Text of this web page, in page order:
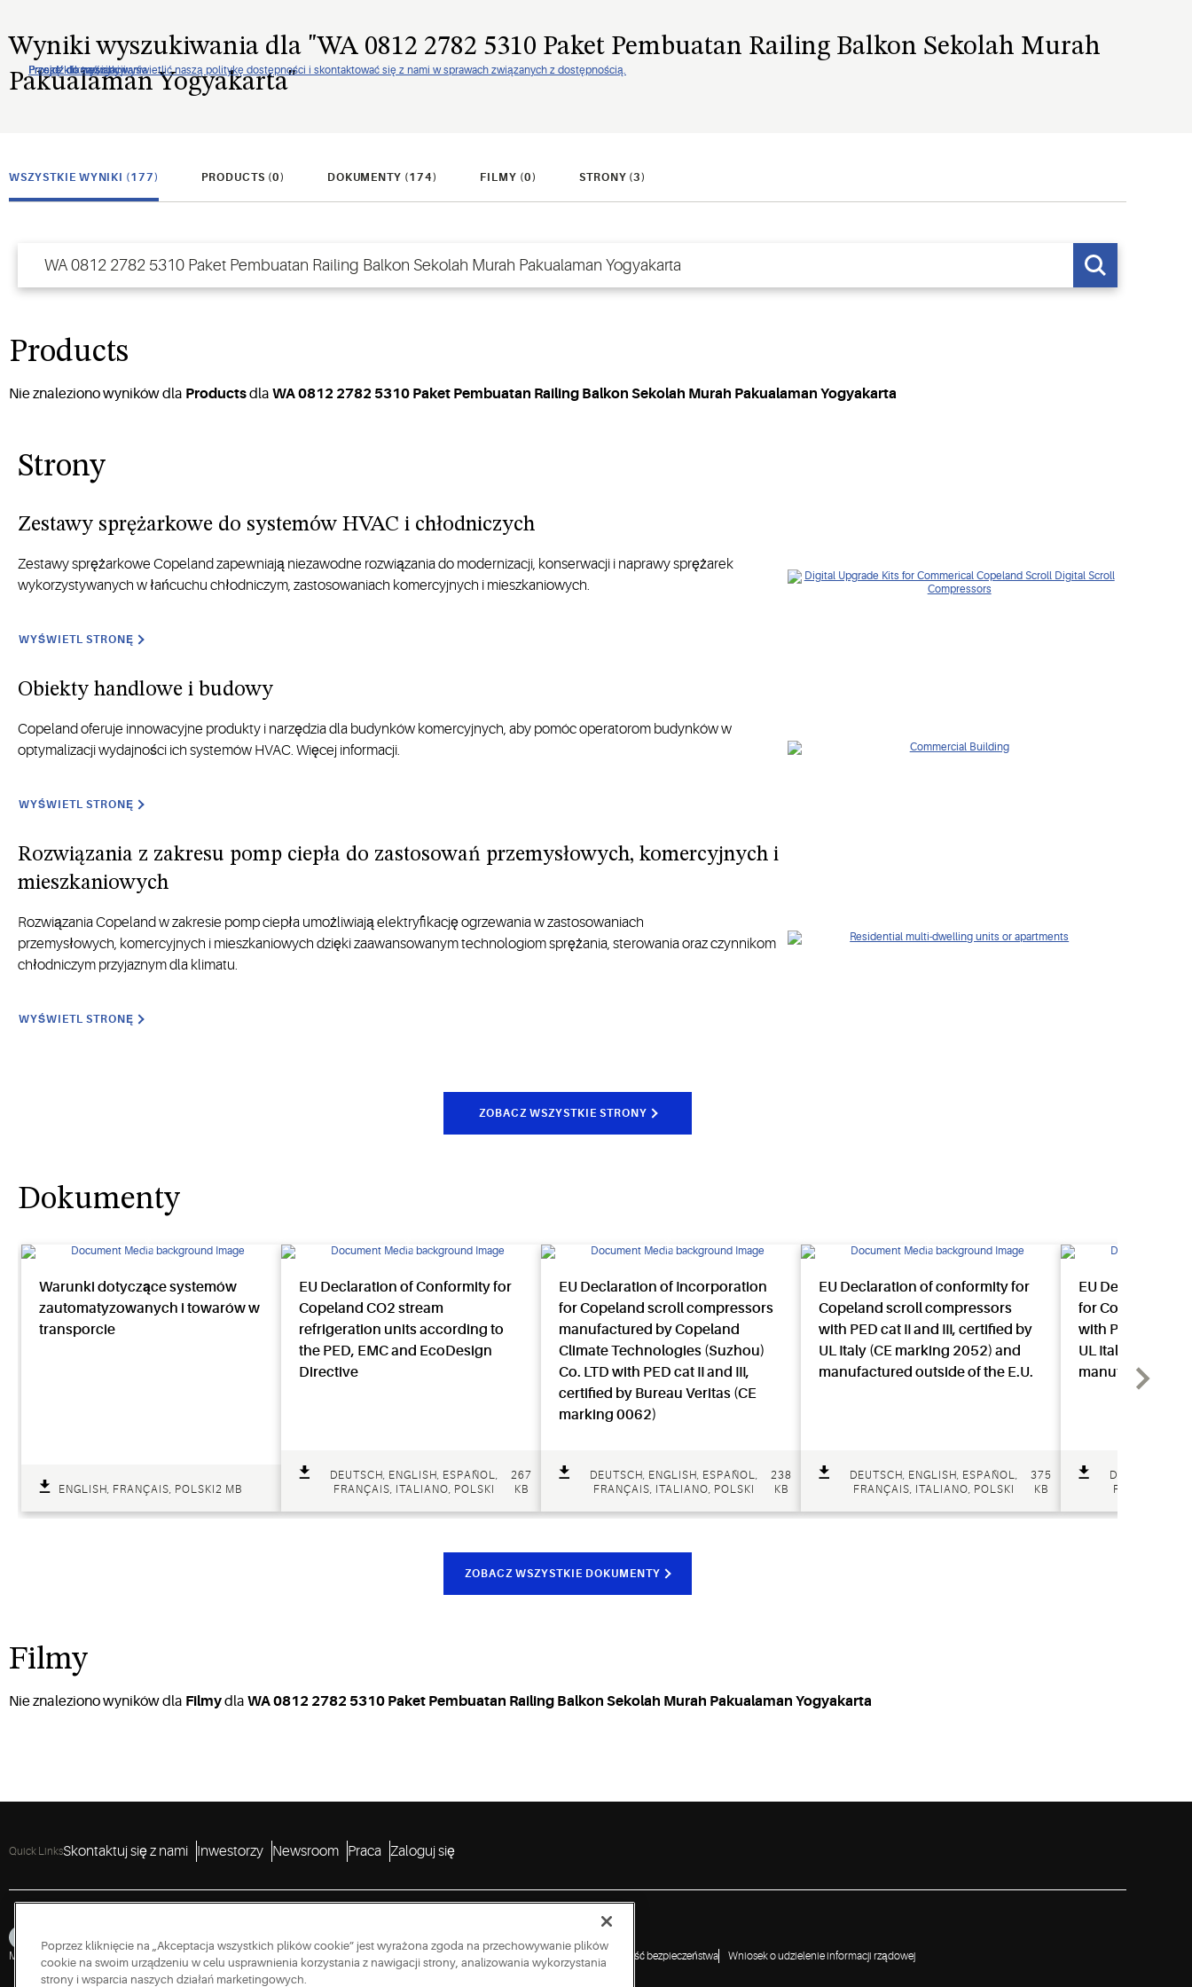
Proszę kliknąć, aby wyświetlić naszą politykę dostępności i skontaktować się z nami w sprawach związanych z dostępnością.
Przejdź do nawigacji
Przejdź do treści
Przejdź do wyszukiwania
Wyniki wyszukiwania dla "WA 0812 2782 5310 Paket Pembuatan Railing Balkon Sekolah Murah
Pakualaman Yogyakarta"
WSZYSTKIE WYNIKI (177) PRODUCTS (0) DOKUMENTY (174) FILMY (0) STRONY (3)
Products
Nie znaleziono wyników dla Productsdla WA 0812 2782 5310 Paket Pembuatan Railing Balkon Sekolah Murah Pakualaman Yogyakarta
Strony
Zestawy sprężarkowe do systemów HVAC i chłodniczych
Zestawy sprężarkowe Copeland zapewniają niezawodne rozwiązania do modernizacji, konserwacji i naprawy sprężarek
wykorzystywanych włańcuchu chłodniczym, zastosowaniach komercyjnych i mieszkaniowych.
WYŚWIETL STRONĘ
Obiekty handlowe i budowy
Copeland oferuje innowacyjne produkty i narzędzia dla budynków komercyjnych, aby pomóc operatorom budynków w
optymalizacji wydajności ich systemów HVAC. Więcej informacji.
WYŚWIETL STRONĘ
Rozwiązania z zakresu pomp ciepła do zastosowań przemysłowych, komercyjnych i
mieszkaniowych
Rozwiązania Copeland w zakresie pomp ciepła umożliwiają elektryfikację ogrzewania w zastosowaniach
przemysłowych, komercyjnych i mieszkaniowych dzięki zaawansowanym technologiom sprężania, sterowaniaoraz czynnikom
chłodniczym przyjaznym dla klimatu.
WYŚWIETL STRONĘ
ZOBACZ WSZYSTKIE STRONY
Dokumenty
Warunki dotyczące systemów
zautomatyzowanych i towarów w
transporcie
ENGLISH, FRANÇAIS, POLSKI 2 MB
EU Declaration of Conformity for
Copeland CO2 stream
refrigeration units according to
the PED, EMC and EcoDesign
Directive
DEUTSCH, ENGLISH, ESPAÑOL,
FRANÇAIS, ITALIANO, POLSKI
267
KB
EU Declaration of Incorporation
for Copeland scroll compressors
manufactured by Copeland
Climate Technologies (Suzhou)
Co. LTD with PED cat II and III,
certified by Bureau Veritas (CE
marking 0062)
DEUTSCH, ENGLISH, ESPAÑOL,
FRANÇAIS, ITALIANO, POLSKI
238
KB
EU Declaration of conformity for
Copeland scroll compressors
with PED cat II and III, certified by
UL Italy (CE marking 2052) and
manufactured outside of the E.U.
DEUTSCH, ENGLISH, ESPAÑOL,
FRANÇAIS, ITALIANO, POLSKI
375
KB
EU Declaration
for Copeland
with PED cat II
UL Italy (CE
manufactured
DEUTSCH,
FRANÇAIS,
ZOBACZ WSZYSTKIE DOKUMENTY
Filmy
Nie znaleziono wyników dla Filmydla WA 0812 2782 5310 Paket Pembuatan Railing Balkon Sekolah Murah Pakualaman Yogyakarta
Quick LinksSkontaktuj się z nami Inwestorzy Newsroom Praca Zaloguj się
Mapa serwisu Prywatność Warunki korzystania Cookies Accessibility Polityka ujawniania luk w zabezpieczeniach Zgłoś podatność bezpieczeństwa Wniosek o udzielenie informacji rządowej
Poprzez kliknięcie na „Akceptacja wszystkich plików cookie” jest wyrażona zgoda na przechowywanie plików
cookie na swoim urządzeniu w celu usprawnienia korzystania z nawigacji strony, analizowania wykorzystania
strony i wsparcia naszych działań marketingowych.